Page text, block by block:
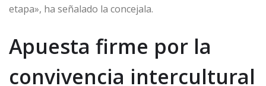
etapa», ha señalado la concejala.
Apuesta firme por la
convivencia intercultural